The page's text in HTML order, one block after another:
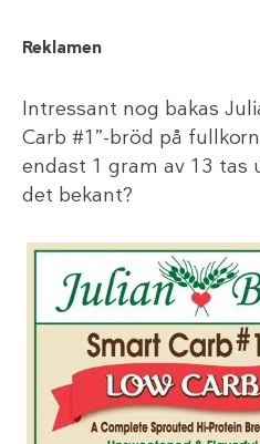
Reklamen
Intressant nog bakas
Carb #1”-bröd på
endast 1 gram av 13 tas
det bekant?